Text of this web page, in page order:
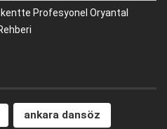
Profesyonel Oryantal
ankara dansöz